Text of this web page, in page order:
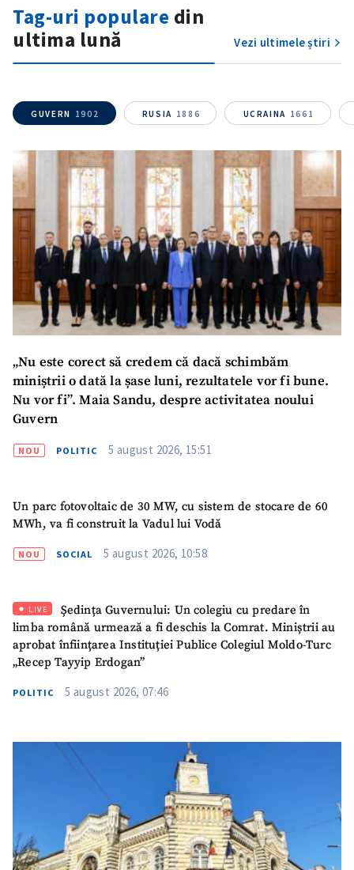
Trimite o informație
in English на русском
Tag-uri populare din
ultima lună
Vezi ultimele știri
GUVERN 1902 RUSIA 1886 UCRAINA 1661
„Nu este corect să credem că dacă schimbăm
miniștrii o dată la șase luni, rezultatele vor fi bune.
Nu vor fi”. Maia Sandu, despre activitatea noului
Guvern
NOU POLITIC 5 august 2026, 15:51
Un parc fotovoltaic de 30 MW, cu sistem de stocare de 60
MWh, va fi construit la Vadul lui Vodă
NOU SOCIAL 5 august 2026, 10:58
LIVE
Ședința Guvernului: Un colegiu cu predare în
limba română urmează a fi deschis la Comrat. Miniștrii au
aprobat înființarea Instituției Publice Colegiul Moldo-Turc
„Recep Tayyip Erdogan”
POLITIC 5 august 2026, 07:46
Fotografie
+ Încarcă imagine
Link media
+ Link media